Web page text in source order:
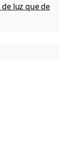
de luz que de